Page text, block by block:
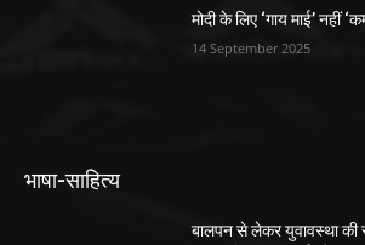
मोदी के लिए ‘गाय माई’ नहीं
14 September 2025
भाषा-साहित्य
बालपन से लेकर युवावस्था की